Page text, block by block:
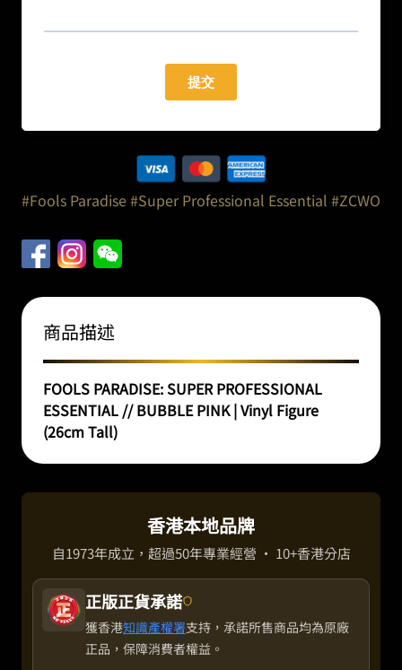
#Fools Paradise#Super Professional Essential #ZCWO
商品描述
FOOLS PARADISE: SUPER PROFESSIONAL
ESSENTIAL // BUBBLE PINK | Vinyl Figure
(26cm Tall)
香港本地品牌
自1973年成立，超過50年專業經營 · 10+香港分店
正版正貨承諾
獲香港知識產權署支持，承諾所售商品均為原廠
正品，保障消費者權益。